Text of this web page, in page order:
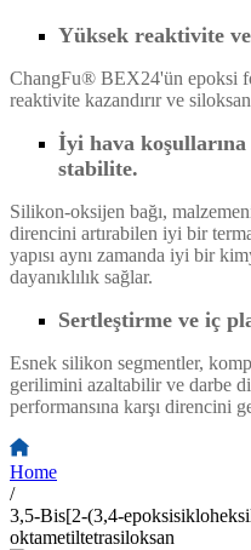
Yüksek reaktivite
ChangFu® BEX24'ün epoksi
reaktivite kazandırır ve
İyi hava koşullarına
stabilite.
Silikon-oksijen bağı,
direncini artırabilen iyi bir
yapısı aynı zamanda iyi bir
dayanıklılık sağlar.
Sertleştirme ve iç
Esnek silikon segmentler,
gerilimini azaltabilir ve darbe
performansına karşı direncini
Home
/
3,5-Bis[2-(3,4-
oktametiltetrasiloksan